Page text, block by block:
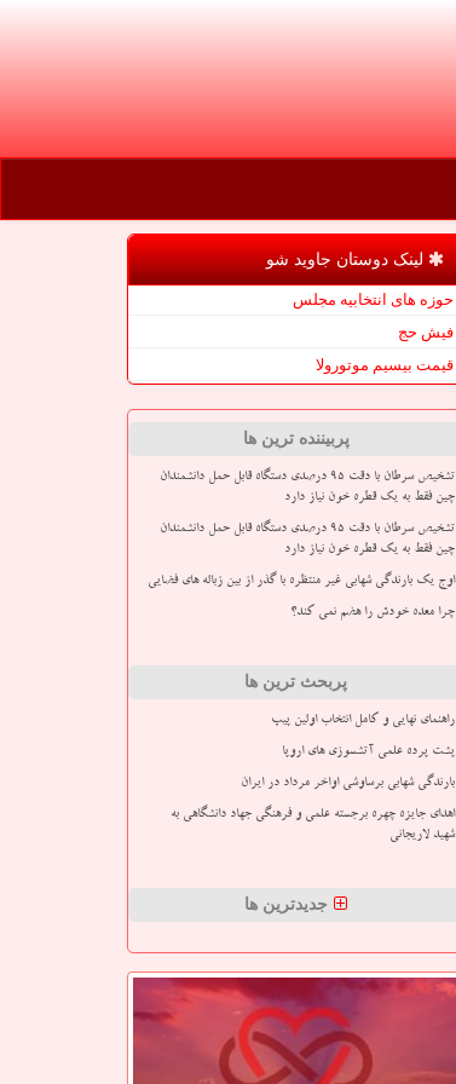
لینک دوستان جاوید شو
حوزه های انتخابیه مجلس
فیش حج
قیمت بیسیم موتورولا
پربیننده ترین ها
تشخیص سرطان با دقت ۹۵ درصدی دستگاه قابل حمل دانشمندان
چین فقط به یک قطره خون نیاز دارد
تشخیص سرطان با دقت ۹۵ درصدی دستگاه قابل حمل دانشمندان
چین فقط به یک قطره خون نیاز دارد
اوج یک بارندگی شهابی غیر منتظره با گذر از بین زباله های فضایی
چرا معده خودش را هضم نمی کند؟
پربحث ترین ها
راهنمای نهایی و کامل انتخاب اولین پیپ
پشت پرده علمی آتشسوزی های اروپا
بارندگی شهابی برساوشی اواخر مرداد در ایران
اهدای جایزه چهره برجسته علمی و فرهنگی جهاد دانشگاهی به
شهید لاریجانی
جدیدترین ها